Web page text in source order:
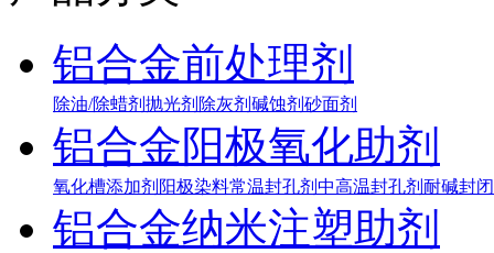
铝合金前处理剂
除油/除蜡剂 抛光剂 除灰剂 碱蚀剂 砂面剂
铝合金阳极氧化助剂
氧化槽添加剂 阳极染料常温封孔剂 中高温封孔剂 耐碱封
铝合金纳米注塑助剂